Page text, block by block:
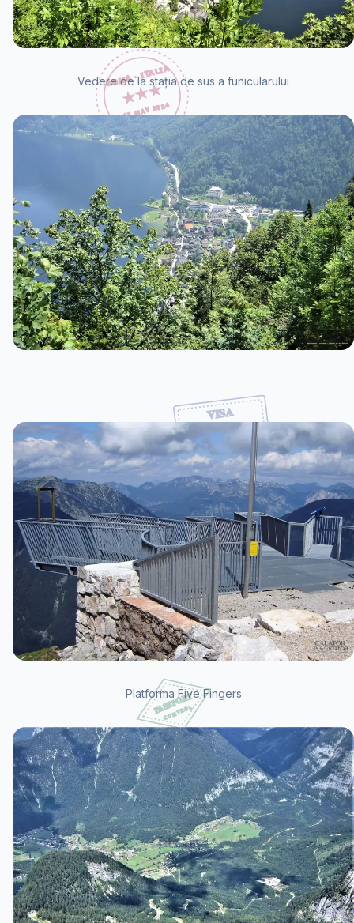
Vedere de la stația de sus a funicularului
Platforma Five Fingers